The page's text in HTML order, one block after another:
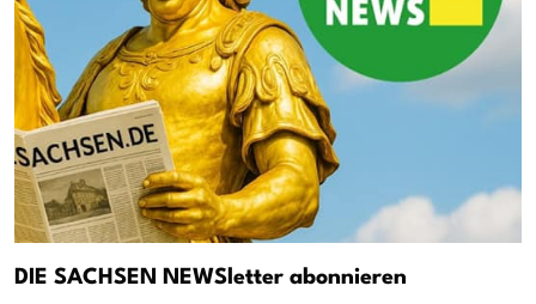
DIE SACHSEN NEWSletter abonnieren